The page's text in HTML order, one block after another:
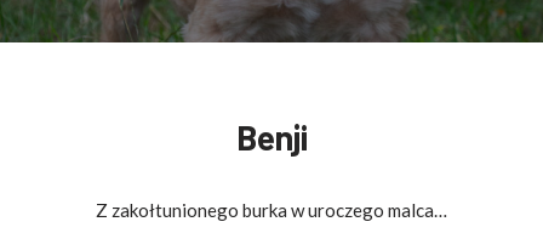
Benji
Z zakołtunionego burka w uroczego malca…